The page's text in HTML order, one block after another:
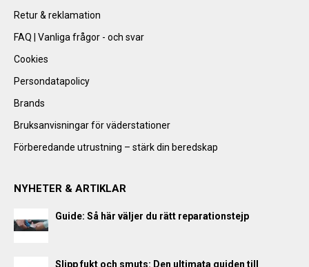
Retur & reklamation
FAQ | Vanliga frågor - och svar
Cookies
Persondatapolicy
Brands
Bruksanvisningar för väderstationer
Förberedande utrustning – stärk din beredskap
NYHETER & ARTIKLAR
Guide: Så här väljer du rätt reparationstejp
Slipp fukt och smuts: Den ultimata guiden till